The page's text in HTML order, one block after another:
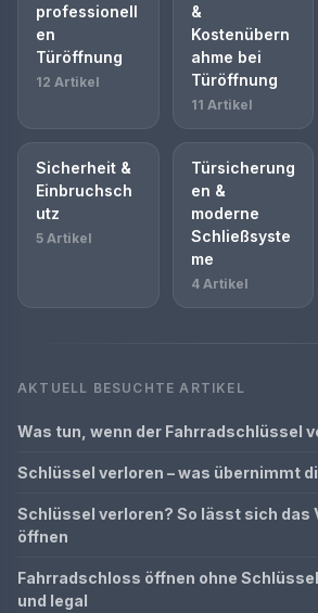
professionell
en
Türöffnung
12 Artikel
&
Kostenübern
ahme bei
Türöffnung
11 Artikel
Sicherheit &
Einbruchsch
utz
5 Artikel
Türsicherung
en &
moderne
Schließsyste
me
4 Artikel
AKTUELL BESUCHTE ARTIKEL
Was tun, wenn der Fahrradschlüssel
Schlüssel verloren – was übernimmt
Schlüssel verloren? So lässt sich das
öffnen
Fahrradschloss öffnen ohne
und legal